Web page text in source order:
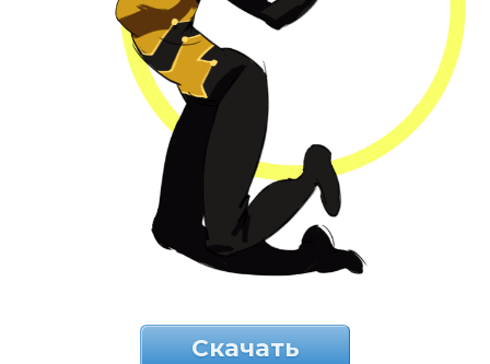
Скачать